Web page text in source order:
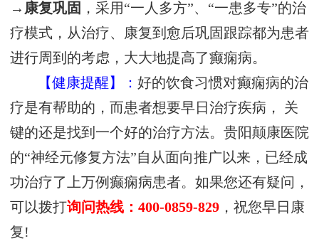
→康复巩固 ，采用“一人多方”、“一患多专”的治
疗模式，从治疗、康复到愈后巩固跟踪都为患者
进行周到的考虑，大大地提高了癫痫病。
【健康提醒】：好的饮食习惯对癫痫病的治
疗是有帮助的，而患者想要早日治疗疾病， 关
键的还是找到一个好的治疗方法。贵阳颠康医院
的“神经元修复方法”自从面向推广以来，已经成
功治疗了上万例癫痫病患者。如果您还有疑问，
可以拨打询问热线：400-0859-829 ，祝您早日康
复!